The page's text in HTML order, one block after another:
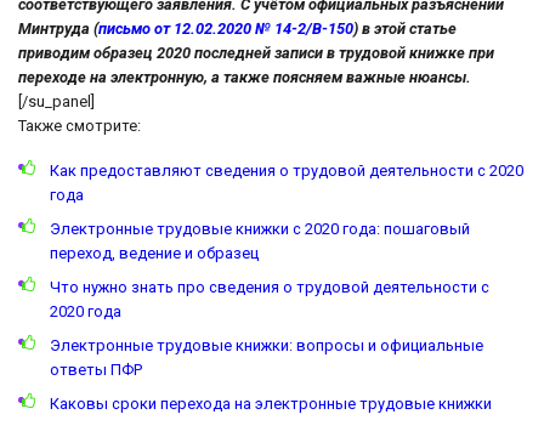
соответствующего заявления. С учётом официальных разъяснений
Минтруда (письмо от 12.02.2020 № 14-2/В-150) в этой статье
приводим образец 2020 последней записи в трудовой книжке при
переходе на электронную, а также поясняем важные нюансы.
[/su_panel]
Также смотрите:
Как предоставляют сведения о трудовой деятельности с 2020
года
Электронные трудовые книжки с 2020 года: пошаговый
переход, ведение и образец
Что нужно знать про сведения о трудовой деятельности с
2020 года
Электронные трудовые книжки: вопросы и официальные
ответы ПФР
Каковы сроки перехода на электронные трудовые книжки